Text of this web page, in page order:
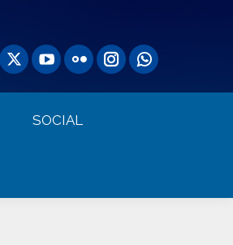
SOCIAL